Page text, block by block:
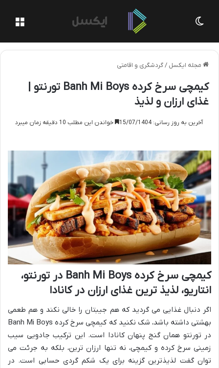
مجله ایکسل /گردشگری و اقامتی
کیمچی سرخ کرده Banh Mi Boys تورنتو |
غذای ارزان و لذیذ
آخرین به روز رسانی: 15/07/1404 خواندن این مطلب 10 دقیقه زمان میبرد
کیمچی سرخ کرده Banh Mi Boys در تورنتو،
انتاریو، لذیذ ترین غذای ارزان در کانادا
اگر دنبال غذایی می گردید که هم جیبتان را خالی نکند و هم طعمی
بهشتی داشته باشد، شک نکنید که کیمچی سرخ کرده Banh Mi Boys
در تورنتو همان گنج پنهان کانادا است. این ترکیب جادویی سیب
زمینی سرخ کرده و کیمچی، نه تنها ارزان ترین، بلکه به جرئت می
توان گفت لذیذترین گزینه برای یک شکم گردی حسابی است. در